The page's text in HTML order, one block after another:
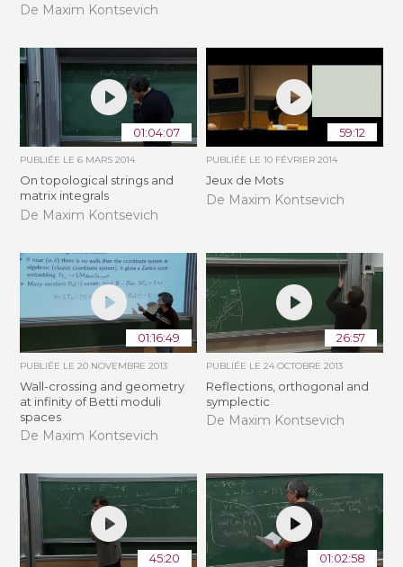
De Maxim Kontsevich
01:04:07
PUBLIÉE LE6 MARS 2014
On topological strings and
matrix integrals
De Maxim Kontsevich
59:12
PUBLIÉE LE 10 FÉVRIER 2014
Jeux de Mots
De Maxim Kontsevich
01:16:49
PUBLIÉE LE20 NOVEMBRE 2013
Wall-crossing and geometry
at infinity of Betti moduli
spaces
De Maxim Kontsevich
26:57
PUBLIÉE LE 24 OCTOBRE 2013
Reflections, orthogonal and
symplectic
De Maxim Kontsevich
45:20 01:02:58